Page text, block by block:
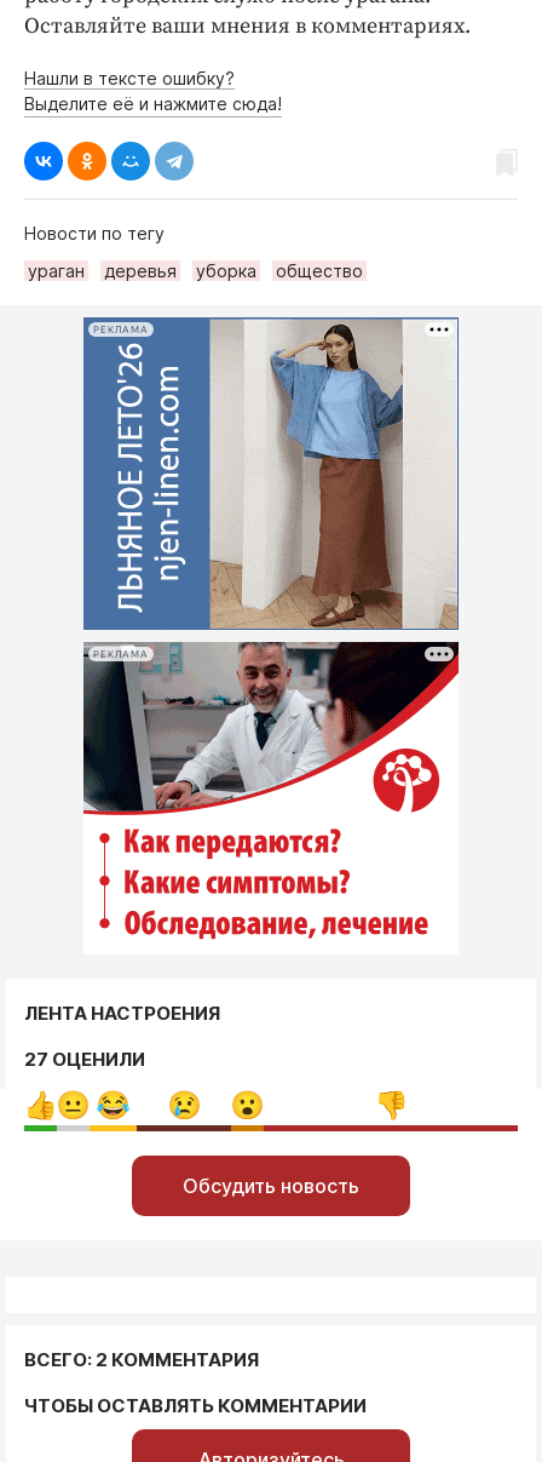
Оставляйте ваши мнения в комментариях.
Нашли в тексте ошибку?
Выделите её и нажмите сюда!
Новости по тегу
ураган
деревья уборка общество
РЕКЛАМА
РЕКЛАМА
ЛЕНТА НАСТРОЕНИЯ
27 ОЦЕНИЛИ
Обсудить новость
ВСЕГО: 2 КОММЕНТАРИЯ
ЧТОБЫ ОСТАВЛЯТЬ КОММЕНТАРИИ